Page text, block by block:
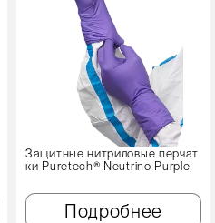
Защитные нитриловые перчат
ки Puretech® Neutrino Purple
Подробнее